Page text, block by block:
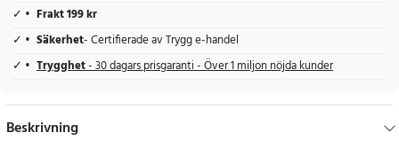
Frakt 199 kr
Säkerhet- Certifierade av Trygg e-handel
Trygghet- 30 dagars prisgaranti - Över 1 miljon nöjda kunder
Beskrivning